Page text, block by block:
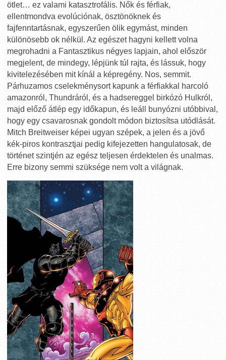
ötlet… ez valami katasztrofális. Nők és férfiak,
ellentmondva evolúciónak, ösztönöknek és
fajfenntartásnak, egyszerűen ölik egymást, minden
különösebb ok nélkül. Az egészet hagyni kellett volna
megrohadni a Fantasztikus négyes lapjain, ahol először
megjelent, de mindegy, lépjünk túl rajta, és lássuk, hogy
kivitelezésében mit kínál a képregény. Nos, semmit.
Párhuzamos cselekménysort kapunk a férfiakkal harcoló
amazonról, Thundráról, és a hadsereggel birkózó Hulkról,
majd előző átlép egy időkapun, és leáll bunyózni utóbbival,
hogy egy csavarosnak gondolt módon biztosítsa utódlását.
Mitch Breitweiser képei ugyan szépek, a jelen és a jövő
kék-piros kontrasztjai pedig kifejezetten hangulatosak, de
történet szintjén az egész teljesen érdektelen és unalmas.
Erre bizony semmi szüksége nem volt a világnak.